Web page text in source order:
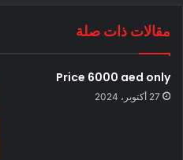
مقالات ذات صلة
Price 6000 aed only
27 أكتوبر، 2024